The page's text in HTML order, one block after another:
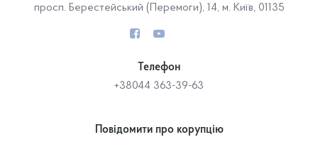
просп. Берестейський (Перемоги), 14, м. Київ, 01135
Телефон
+38044 363-39-63
Повідомити про корупцію